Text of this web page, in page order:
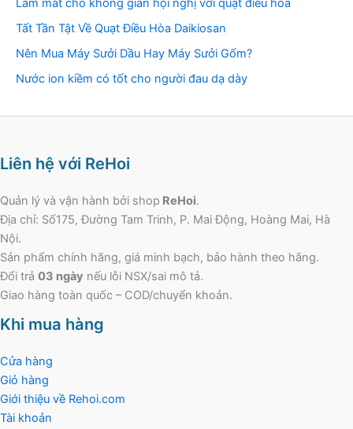
Làm mát cho không gian hội nghị với quạt điều hòa
Tất Tần Tật Về Quạt Điều Hòa Daikiosan
Nên Mua Máy Sưởi Dầu Hay Máy Sưởi Gốm?
Nước ion kiềm có tốt cho người đau dạ dày
Liên hệ với ReHoi
Quản lý và vận hành bởi shop ReHoi.
Địa chỉ: Số175, Đường Tam Trinh, P. Mai Động, Hoàng Mai, Hà
Nội.
Sản phẩm chính hãng, giá minh bạch, bảo hành theo hãng.
Đổi trả 03 ngày nếu lỗi NSX/sai mô tả.
Giao hàng toàn quốc – COD/chuyển khoản.
Khi mua hàng
Cửa hàng
Giỏ hàng
Giới thiệu về Rehoi.com
Tài khoản